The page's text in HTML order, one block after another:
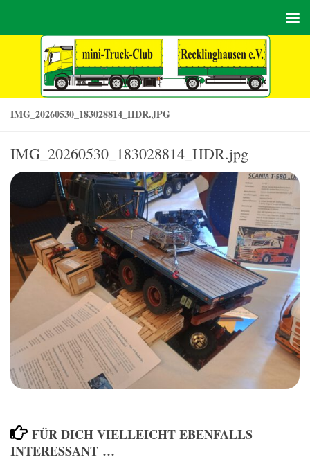
IMG_20260530_183028814_HDR.JPG
IMG_20260530_183028814_HDR.jpg
FÜR DICH VIELLEICHT EBENFALLS
INTERESSANT …